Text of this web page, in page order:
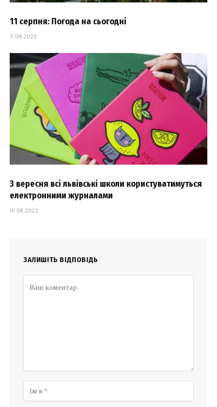
11 серпня: Погода на сьогодні
11.08.2022
З вересня всі львівські школи користуватимуться
електронними журналами
10.08.2022
ЗАЛИШІТЬ ВІДПОВІДЬ